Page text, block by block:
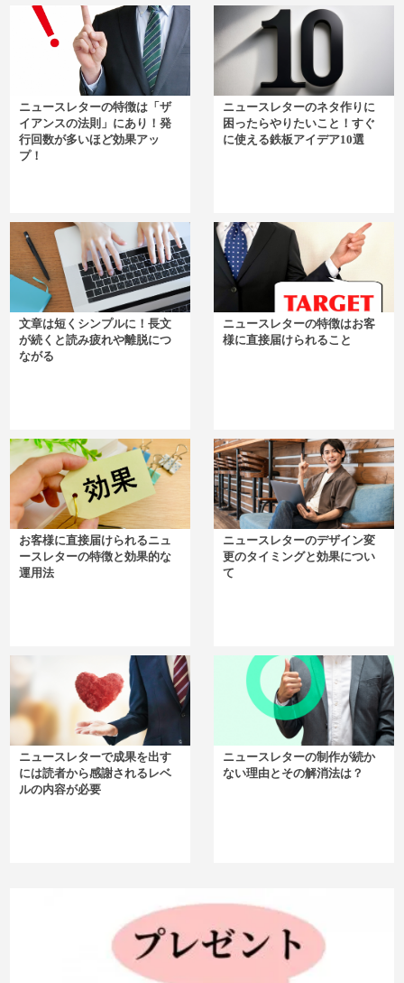
ニュースレターの特徴は「ザ
イアンスの法則」にあり！発
行回数が多いほど効果アッ
プ！
ニュースレターのネタ作りに
困ったらやりたいこと！すぐ
に使える鉄板アイデア10選
文章は短くシンプルに！長文
が続くと読み疲れや離脱につ
ながる
ニュースレターの特徴はお客
様に直接届けられること
お客様に直接届けられるニュ
ースレターの特徴と効果的な
運用法
ニュースレターのデザイン変
更のタイミングと効果につい
て
ニュースレターで成果を出す
には読者から感謝されるレベ
ルの内容が必要
ニュースレターの制作が続か
ない理由とその解消法は？